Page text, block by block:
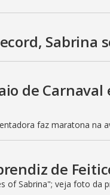
Sabrina
de Carnaval
faz maratona na
de
of Sabrina"; veja foto da